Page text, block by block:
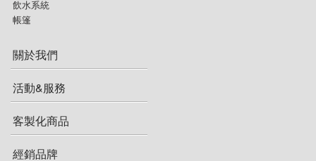
飲水系統
帳篷
關於我們
活動&服務
客製化商品
經銷品牌